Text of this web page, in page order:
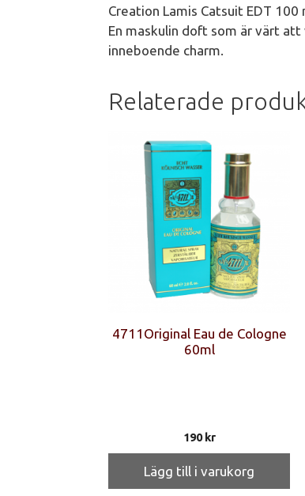
Creation Lamis Catsuit EDT 100
En maskulin doft som är värt
inneboende charm.
Relaterade
4711Original Eau de Cologne
60ml
190kr
Lägg till i varukorg